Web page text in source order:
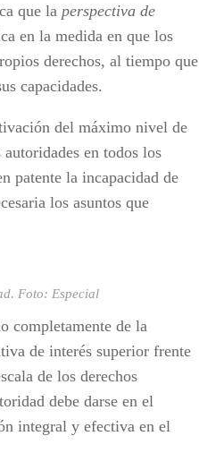
que la perspectiva de
en la medida en que los
derechos, al tiempo que
capacidades.
del máximo nivel de
en todos los
patente la incapacidad de
los asuntos que
Foto: Especial
completamente de la
de interés superior frente
de los derechos
debe darse en el
integral y efectiva en el